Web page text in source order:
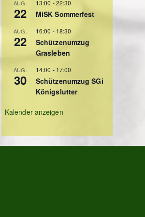
AUG.
22
13:00 -22:30
MiSK Sommerfest
AUG.
22
16:00 - 18:30
Schützenumzug
Grasleben
AUG.
30
14:00 - 17:00
Schützenumzug SGi
Königslutter
Kalender anzeigen